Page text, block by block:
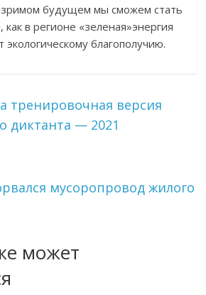
будущем мы сможем стать
как в регионе «зеленая»энергия
экологическому благополучию.
тренировочная версия
диктанта — 2021
мусоропровод жилого
может